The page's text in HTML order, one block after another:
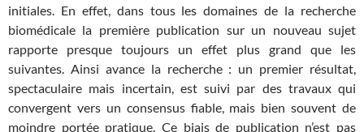
initiales. En effet, dans tous les domaines de la recherche
biomédicale la première publication sur un nouveau sujet
rapporte presque toujours un effet plus grand que les
suivantes. Ainsi avance la recherche : un premier résultat,
spectaculaire mais incertain, est suivi par des travaux qui
convergent vers un consensus fiable, mais bien souvent de
moindre portée pratique. Ce biais de publication n’est pas